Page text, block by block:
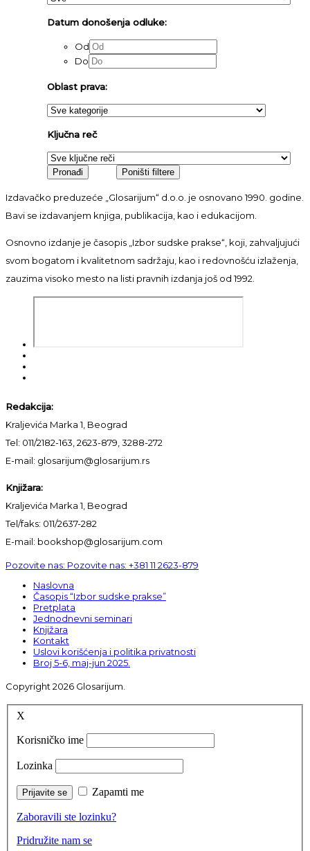
Datum donošenja odluke:
Od
Do
Oblast prava:
Ključna reč
Izdavačko preduzeće „Glosarijum“ d.o.o. je osnovano 1990. godine.
Bavi se izdavanjem knjiga, publikacija, kao i edukacijom.
Osnovno izdanje je časopis „Izbor sudske prakse“, koji, zahvaljujući
svom bogatom i kvalitetnom sadržaju, kao i redovnošću izlaženja,
zauzima visoko mesto na listi pravnih izdanja još od 1992.
Redakcija:
Kraljevića Marka 1, Beograd
Tel: 011/2182-163, 2623-879, 3288-272
E-mail: glosarijum@glosarijum.rs
Knjižara:
Kraljevića Marka 1, Beograd
Tel/faks: 011/2637-282
E-mail: bookshop@glosarijum.com
Pozovite nas: Pozovite nas: +381 11 2623-879
Naslovna
Časopis “Izbor sudske prakse”
Pretplata
Jednodnevni seminari
Knjižara
Kontakt
Uslovi korišćenja i politika privatnosti
Broj 5-6, maj-jun 2025.
Copyright 2026 Glosarijum.
X
Korisničko ime
Lozinka
Zapamti me
Zaboravili ste lozinku?
Pridružite nam se